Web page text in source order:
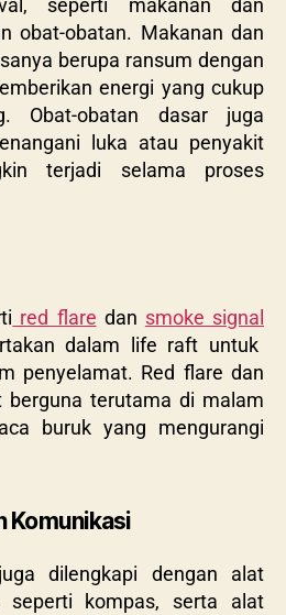
seperti makanan dan
obat-obatan. Makanan dan
berupa ransum dengan
energi yang cukup
Obat-obatan dasar juga
luka atau penyakit
terjadi selama proses
red flare dan smoke signal
dalam life raft untuk
penyelamat. Red flare dan
berguna terutama di malam
buruk yang mengurangi
Komunikasi
dilengkapi dengan alat
seperti kompas, serta alat